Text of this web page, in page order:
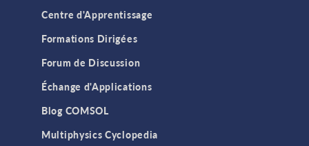
Centre d'Apprentissage
Formations Dirigées
Forum de Discussion
Échange d'Applications
Blog COMSOL
Multiphysics Cyclopedia